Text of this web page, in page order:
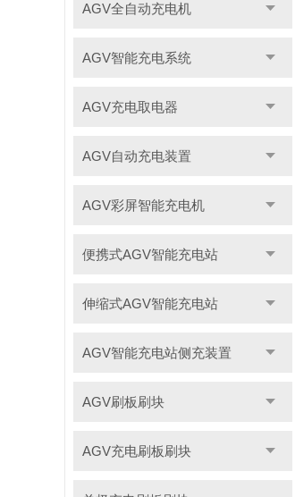
AGV全自动充电机
AGV智能充电系统
AGV充电取电器
AGV自动充电装置
AGV彩屏智能充电机
便携式AGV智能充电站
伸缩式AGV智能充电站
AGV智能充电站侧充装置
AGV刷板刷块
AGV充电刷板刷块